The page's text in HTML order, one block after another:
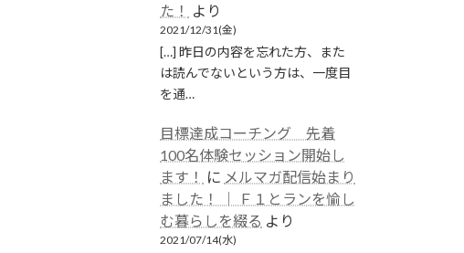
た！
より
2021/12/31(金)
[…] 昨日の内容を忘れた方、また
は読んでないという方は、一度目
を通…
目標達成コーチング 先着
100名体験セッション開始し
ます！
に メルマガ配信始まり
ました！ │ Ｆ１とランを愉し
む暮らしを綴る より
2021/07/14(水)